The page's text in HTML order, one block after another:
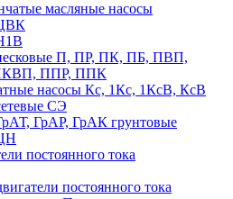
масляные насосы
П, ПР, ПК, ПБ, ПВП,
ППР, ППК
насосы Кс, 1Кс, 1КсВ, КсВ
СЭ
ГрАР, ГрАК грунтовые
постоянного тока
постоянного тока